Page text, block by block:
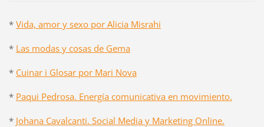
* Vida, amor y sexo por Alicia Misrahi
* Las modas y cosas de Gema
* Cuinar i Glosar por Mari Nova
* Paqui Pedrosa. Energía comunicativa en movimiento.
* Johana Cavalcanti. Social Media y Marketing Online.